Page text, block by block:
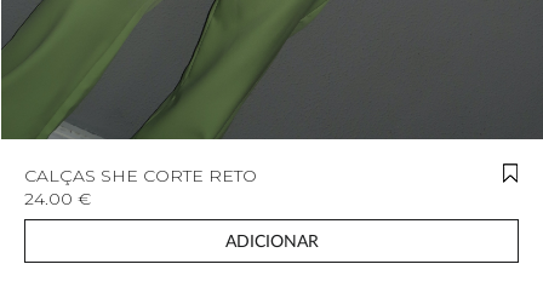
CALÇAS SHE CORTE RETO
24.00 €
ADICIONAR